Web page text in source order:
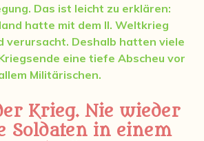
Das ist leicht zu erklären:
hatte mit dem II. Weltkrieg
verursacht. Deshalb hatten viele
eine tiefe Abscheu vor
Militärischen.
Krieg. Nie wieder
Soldaten in einem